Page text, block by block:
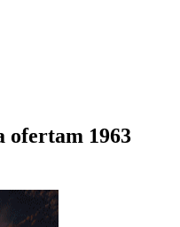
ofertam 1963